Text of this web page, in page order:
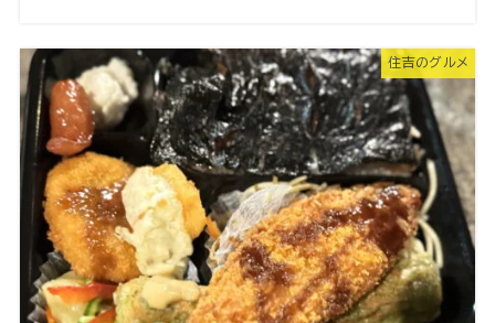
住吉のグルメ